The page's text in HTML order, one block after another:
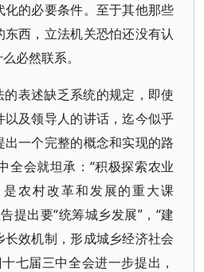
的必要条件。至于其他那些
西，立法机关恐怕还没有认
必然联系。
表述缺乏系统的规定，即使
及领导人的讲话，迄今似乎
一个完整的概念和实现的路
全会就坦承：“积极探索农业
农村改革和发展的重大课
提出要“统筹城乡发展”，“建
效机制，形成城乡经济社会
七届三中全会进一步提出，